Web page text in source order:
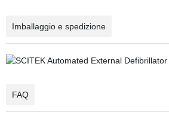
Imballaggio e spedizione
FAQ